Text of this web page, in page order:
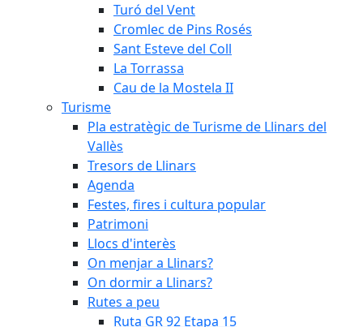
Turó del Vent
Cromlec de Pins Rosés
Sant Esteve del Coll
La Torrassa
Cau de la Mostela II
Turisme
Pla estratègic de Turisme de Llinars del
Vallès
Tresors de Llinars
Agenda
Festes, fires i cultura popular
Patrimoni
Llocs d'interès
On menjar a Llinars?
On dormir a Llinars?
Rutes a peu
Ruta GR 92 Etapa 15